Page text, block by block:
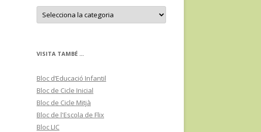
C
t
r
i
VISITA TAMBÉ ...
Bloc d’Educació Infantil
Bloc de Cicle Inicial
Bloc de Cicle Mitjà
Bloc de l'Escola de Flix
Bloc LIC